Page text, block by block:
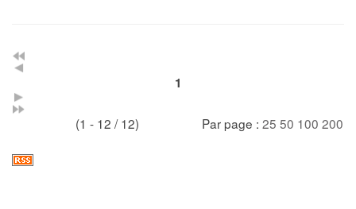
1
(1 - 12 / 12) Par page : 25 50 100 200